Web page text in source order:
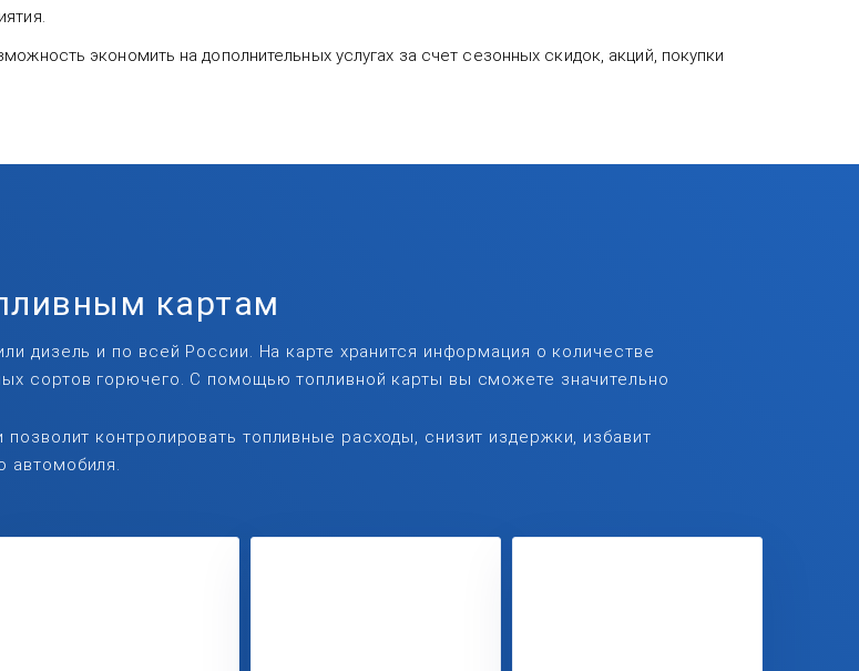
экономить на дополнительных услугах за счет сезонных скидок, акций, покупки
картам
дизель и по всей России. На карте хранится информация о количестве
сортов горючего. С помощью топливной карты вы сможете значительно
контролировать топливные расходы, снизит издержки, избавит
автомобиля.